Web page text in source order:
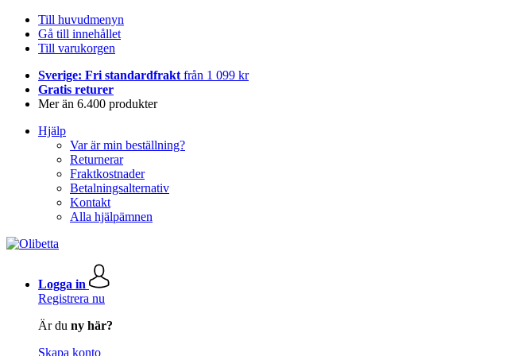
Till huvudmenyn
Gå till innehållet
Till varukorgen
Sverige: Fri standardfrakt från 1 099 kr
Gratis returer
Mer än 6.400 produkter
Hjälp
Var är min beställning?
Returnerar
Fraktkostnader
Betalningsalternativ
Kontakt
Alla hjälpämnen
Logga in
Registrera nu
Är du ny här?
Skapa konto